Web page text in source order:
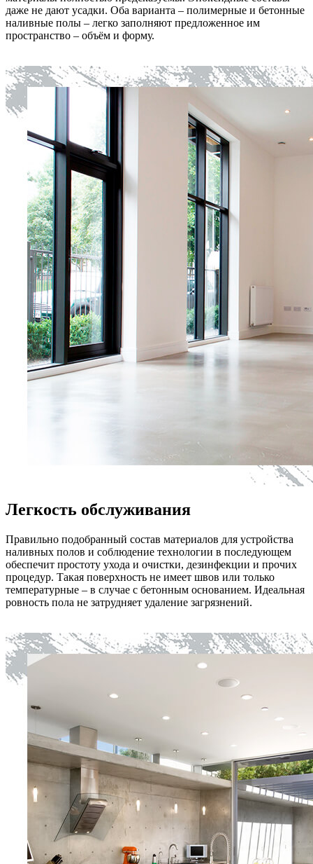
даже не дают усадки. Оба варианта – полимерные и бетонные
наливные полы – легко заполняют предложенное им
пространство – объём и форму.
Легкость обслуживания
Правильно подобранный состав материалов для устройства
наливных полов и соблюдение технологии в последующем
обеспечит простоту ухода и очистки, дезинфекции и прочих
процедур. Такая поверхность не имеет швов или только
температурные – в случае с бетонным основанием. Идеальная
ровность пола не затрудняет удаление загрязнений.